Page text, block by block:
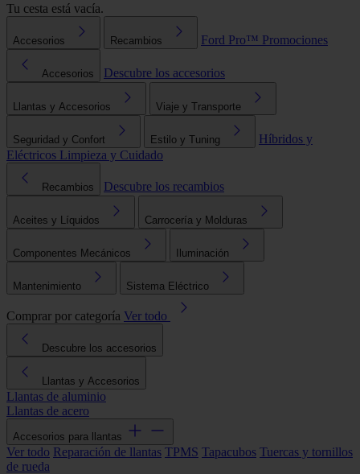
Tu cesta está vacía.
Accesorios Recambios Ford Pro™ Promociones
Accesorios Descubre los accesorios
Llantas y Accesorios Viaje y Transporte
Seguridad y Confort Estilo y Tuning
Híbridos y
Eléctricos Limpieza y Cuidado
Recambios Descubre los recambios
Aceites y Líquidos Carrocería y Molduras
Componentes Mecánicos Iluminación
Mantenimiento Sistema Eléctrico
Comprar por categoría Ver todo
Descubre los accesorios
Llantas y Accesorios
Llantas de aluminio
Llantas de acero
Accesorios para llantas
Ver todo Reparación de llantas TPMS Tapacubos Tuercas y tornillos
de rueda